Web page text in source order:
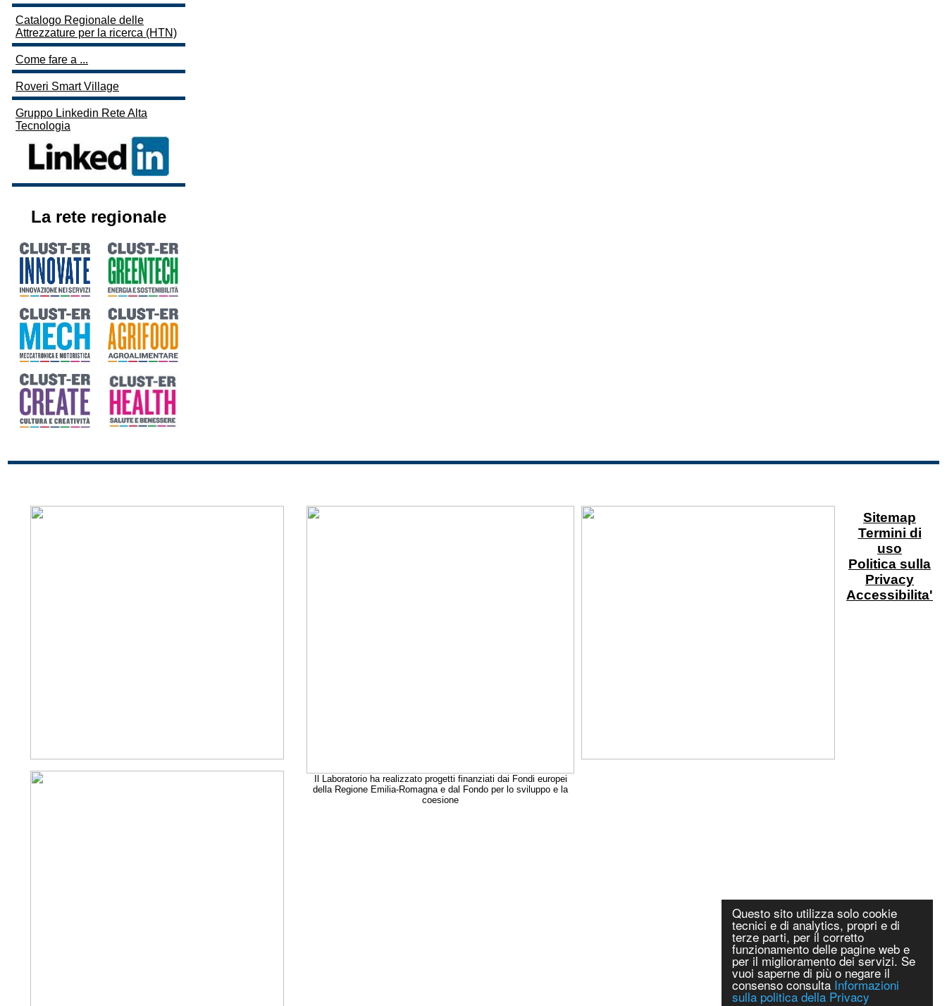
Questo sito utilizza solo cookie
tecnici e di analytics, propri e di
terze parti, per il corretto
funzionamento delle pagine web e
per il miglioramento dei servizi. Se
vuoi saperne di più o negare il
consenso consulta Informazioni
sulla politica della Privacy
Catalogo Regionale delle
Attrezzature per la ricerca (HTN)
Come fare a ...
Roveri Smart Village
Gruppo Linkedin Rete Alta
Tecnologia
La rete regionale
Il Laboratorio ha realizzato progetti finanziati dai Fondi europei
della Regione Emilia-Romagna e dal Fondo per lo sviluppo e la
coesione
Sitemap
Termini di
uso
Politica sulla
Privacy
Accessibilita'